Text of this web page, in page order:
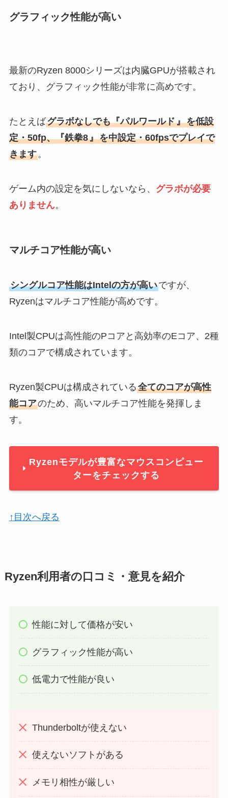
グラフィック性能が高い
最新のRyzen 8000シリーズは内臓GPUが搭載され
ており、グラフィック性能が非常に高めです。
たとえばグラボなしでも『パルワールド』を低設
定・50fp、『鉄拳8』を中設定・60fpsでプレイで
きます。
ゲーム内の設定を気にしないなら、 グラボが必要
ありません。
マルチコア性能が高い
シングルコア性能はIntelの方が高いですが、
Ryzenはマルチコア性能が高めです。
Intel製CPUは高性能のPコアと高効率のEコア、2種
類のコアで構成されています。
Ryzen製CPUは構成されている全てのコアが高性
能コアのため、高いマルチコア性能を発揮しま
す。
Ryzenモデルが豊富なマウスコンピュー
ターをチェックする
↑目次へ戻る
Ryzen利用者の口コミ・意見を紹介
性能に対して価格が安い
グラフィック性能が高い
低電力で性能が良い
Thunderboltが使えない
使えないソフトがある
メモリ相性が厳しい